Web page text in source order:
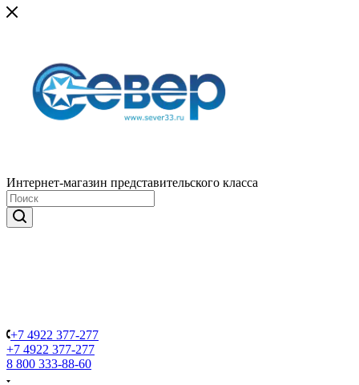
Интернет-магазин представительского класса
+7 4922 377-277
+7 4922 377-277
8 800 333-88-60